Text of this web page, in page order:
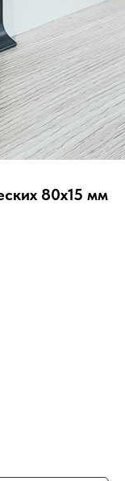
80х15 мм